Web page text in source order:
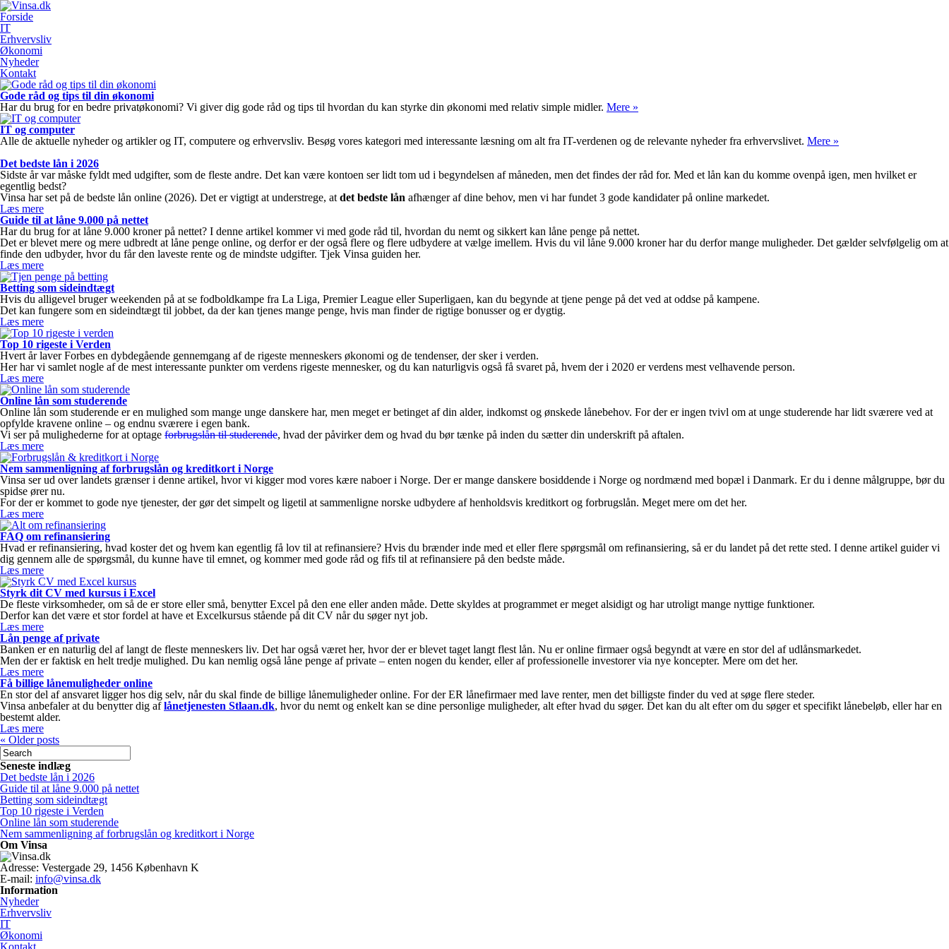
Forside
IT
Erhvervsliv
Økonomi
Nyheder
Kontakt
Gode råd og tips til din økonomi
Har du brug for en bedre privatøkonomi? Vi giver dig gode råd og tips til hvordan du kan styrke din økonomi med relativ simple midler. Mere »
IT og computer
Alle de aktuelle nyheder og artikler og IT, computere og erhvervsliv. Besøg vores kategori med interessante læsning om alt fra IT-verdenen og de relevante nyheder fra erhvervslivet. Mere »
Det bedste lån i 2026
Sidste år var måske fyldt med udgifter, som de fleste andre. Det kan være kontoen ser lidt tom ud i begyndelsen af måneden, men det findes der råd for. Med et lån kan du komme ovenpå igen, men hvilket er
egentlig bedst?
Vinsa har set på de bedste lån online (2026). Det er vigtigt at understrege, at det bedste lån afhænger af dine behov, men vi har fundet 3 gode kandidater på online markedet.
Læs mere
Guide til at låne 9.000 på nettet
Har du brug for at låne 9.000 kroner på nettet? I denne artikel kommer vi med gode råd til, hvordan du nemt og sikkert kan låne penge på nettet.
Det er blevet mere og mere udbredt at låne penge online, og derfor er der også flere og flere udbydere at vælge imellem. Hvis du vil låne 9.000 kroner har du derfor mange muligheder. Det gælder selvfølgelig om at
finde den udbyder, hvor du får den laveste rente og de mindste udgifter. Tjek Vinsa guiden her.
Læs mere
Betting som sideindtægt
Hvis du alligevel bruger weekenden på at se fodboldkampe fra La Liga, Premier League eller Superligaen, kan du begynde at tjene penge på det ved at oddse på kampene.
Det kan fungere som en sideindtægt til jobbet, da der kan tjenes mange penge, hvis man finder de rigtige bonusser og er dygtig.
Læs mere
Top 10 rigeste i Verden
Hvert år laver Forbes en dybdegående gennemgang af de rigeste menneskers økonomi og de tendenser, der sker i verden.
Her har vi samlet nogle af de mest interessante punkter om verdens rigeste mennesker, og du kan naturligvis også få svaret på, hvem der i 2020 er verdens mest velhavende person.
Læs mere
Online lån som studerende
Online lån som studerende er en mulighed som mange unge danskere har, men meget er betinget af din alder, indkomst og ønskede lånebehov. For der er ingen tvivl om at unge studerende har lidt sværere ved at
opfylde kravene online – og endnu sværere i egen bank.
Vi ser på mulighederne for at optage forbrugslån til studerende, hvad der påvirker dem og hvad du bør tænke på inden du sætter din underskrift på aftalen.
Læs mere
Nem sammenligning af forbrugslån og kreditkort i Norge
Vinsa ser ud over landets grænser i denne artikel, hvor vi kigger mod vores kære naboer i Norge. Der er mange danskere bosiddende i Norge og nordmænd med bopæl i Danmark. Er du i denne målgruppe, bør du
spidse ører nu.
For der er kommet to gode nye tjenester, der gør det simpelt og ligetil at sammenligne norske udbydere af henholdsvis kreditkort og forbrugslån. Meget mere om det her.
Læs mere
FAQ om refinansiering
Hvad er refinansiering, hvad koster det og hvem kan egentlig få lov til at refinansiere? Hvis du brænder inde med et eller flere spørgsmål om refinansiering, så er du landet på det rette sted. I denne artikel guider vi
dig gennem alle de spørgsmål, du kunne have til emnet, og kommer med gode råd og fifs til at refinansiere på den bedste måde.
Læs mere
Styrk dit CV med kursus i Excel
De fleste virksomheder, om så de er store eller små, benytter Excel på den ene eller anden måde. Dette skyldes at programmet er meget alsidigt og har utroligt mange nyttige funktioner.
Derfor kan det være et stor fordel at have et Excelkursus stående på dit CV når du søger nyt job.
Læs mere
Lån penge af private
Banken er en naturlig del af langt de fleste menneskers liv. Det har også været her, hvor der er blevet taget langt flest lån. Nu er online firmaer også begyndt at være en stor del af udlånsmarkedet.
Men der er faktisk en helt tredje mulighed. Du kan nemlig også låne penge af private – enten nogen du kender, eller af professionelle investorer via nye koncepter. Mere om det her.
Læs mere
Få billige lånemuligheder online
En stor del af ansvaret ligger hos dig selv, når du skal finde de billige lånemuligheder online. For der ER lånefirmaer med lave renter, men det billigste finder du ved at søge flere steder.
Vinsa anbefaler at du benytter dig aflånetjenesten Stlaan.dk, hvor du nemt og enkelt kan se dine personlige muligheder, alt efter hvad du søger. Det kan du alt efter om du søger et specifikt lånebeløb, eller har en
bestemt alder.
Læs mere
« Older posts
Seneste indlæg
Det bedste lån i 2026
Guide til at låne 9.000 på nettet
Betting som sideindtægt
Top 10 rigeste i Verden
Online lån som studerende
Nem sammenligning af forbrugslån og kreditkort i Norge
Om Vinsa
Adresse: Vestergade 29, 1456 København K
E-mail: info@vinsa.dk
Information
Nyheder
Erhvervsliv
IT
Økonomi
Kontakt